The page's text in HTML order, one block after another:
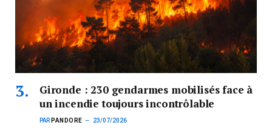
Gironde : 230 gendarmes mobilisés face à
un incendie toujours incontrôlable
PAR PANDORE 23/07/2026